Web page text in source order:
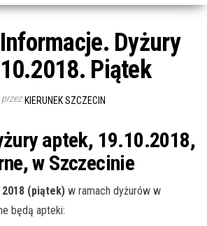
w
ę
Dyżury
Piątek
przez KIERUNEK SZCZECIN
aptek, 19.10.2018,
w Szczecinie
(piątek) w ramach dyżurów w
będą apteki: